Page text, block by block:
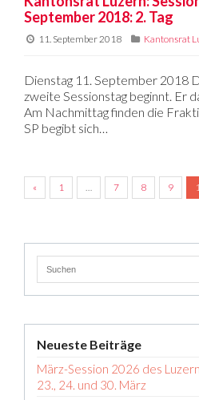
September 2018: 2. Tag
11. September 2018 Kantonsrat
Dienstag 11. September 2018
zweite Sessionstag beginnt. Er
Am Nachmittag finden die
SP begibt sich…
« 1 … 7 8 9
Neueste Beiträge
März-Session 2026 des
23., 24. und 30. März